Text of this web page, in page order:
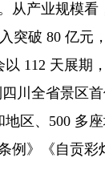
从产业规模看
突破 80 亿元
112 天展期
川全省景区
区、500 多
例》《自贡彩